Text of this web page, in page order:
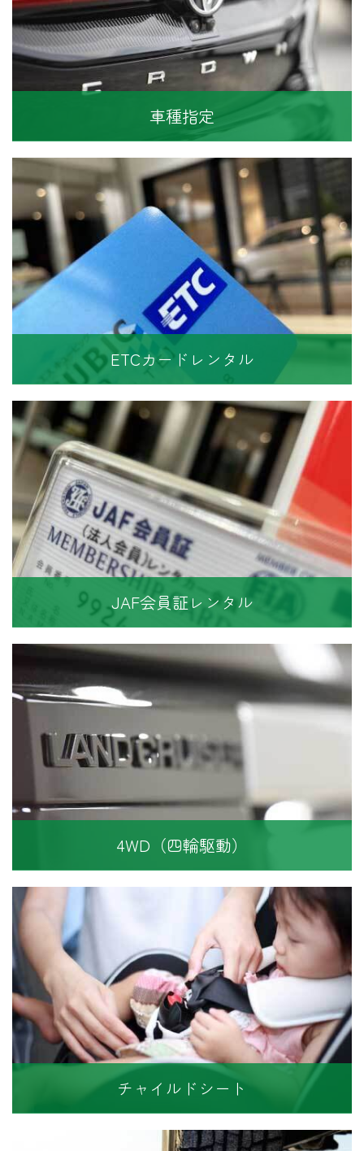
車種指定
ETCカードレンタル
JAF会員証レンタル
4WD（四輪駆動）
チャイルドシート